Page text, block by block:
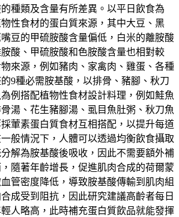
種類及含量有所差異。以平日飲食為
性食材的蛋白質來源，其中大豆、黑
豆的甲硫胺酸含量偏低，白米的離胺酸
酸、甲硫胺酸和色胺酸含量也相對較
來源，例如豬肉、家禽肉、雞蛋、各種
9種必需胺基酸，以排骨、豬腳、秋刀
例搭配植物性食材設計料理，例如鮭魚
湯、花生豬腳湯、虱目魚肚粥、秋刀魚
葷素蛋白質食材互相搭配，以提升每道
般情況下，人體可以透過均衡飲食攝取
解為胺基酸後吸收，因此不需要額外補
隨著年齡增長，促進肌肉合成的荷爾蒙
管密度降低，導致胺基酸傳輸到肌肉組
成受到阻抗，因此研究建議高齡者每日
人略高，此時補充蛋白質飲品就能發揮